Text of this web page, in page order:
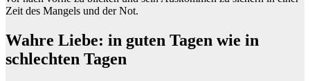
Zeit des Mangels und der Not.
Wahre Liebe: in guten Tagen wie in
schlechten Tagen